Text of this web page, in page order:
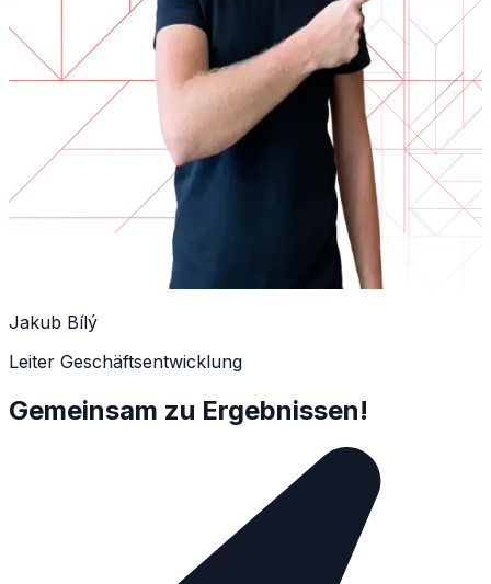
Jakub Bílý
Leiter Geschäftsentwicklung
Gemeinsam zu Ergebnissen!